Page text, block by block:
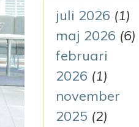
t
e
r
:
juli 2026 (1)
maj 2026 (6)
februari
2026 (1)
november
2025 (2)